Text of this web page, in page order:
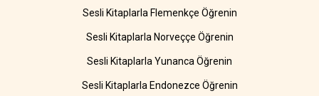
Sesli Kitaplarla Flemenkçe Öğrenin
Sesli Kitaplarla Norveççe Öğrenin
Sesli Kitaplarla Yunanca Öğrenin
Sesli Kitaplarla Endonezce Öğrenin